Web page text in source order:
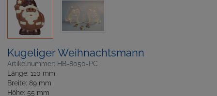
Kugeliger Weihnachtsmann
Artikelnummer: HB-8050-PC
Länge: 110 mm
Breite: 89 mm
Höhe: 55 mm